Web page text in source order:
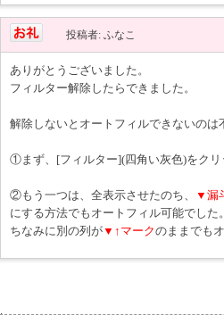
投稿者: ふなこ
ありがとうございました。
フィルター解除したらできました。
解除しないとオートフィルできないのは
①まず、[フィルター](四角い灰色)をク
②もう一つは、全表示させたのち、 ▼漏
にする方法でもオートフィル可能でした。
ちなみに別の列が▼↑マークのままでも